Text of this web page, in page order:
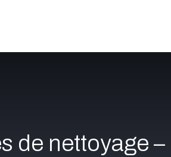
de nettoyage –